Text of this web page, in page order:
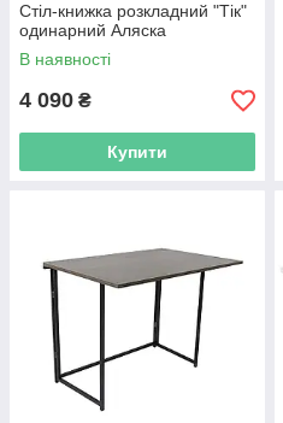
Стіл-книжка розкладний "Тік"
одинарний Аляска
В наявності
4 090 ₴
Купити